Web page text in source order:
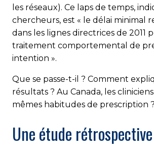
les réseaux). Ce laps de temps,
chercheurs, est « le délai minimal
dans les lignes directrices de 2011
traitement comportemental de
intention ».
Que se passe-t-il ? Comment
résultats ? Au Canada, les
mêmes habitudes de prescription ?
Une étude rétrospective